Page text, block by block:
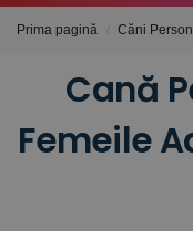
Prima pagină Căni
Cană
Femeile